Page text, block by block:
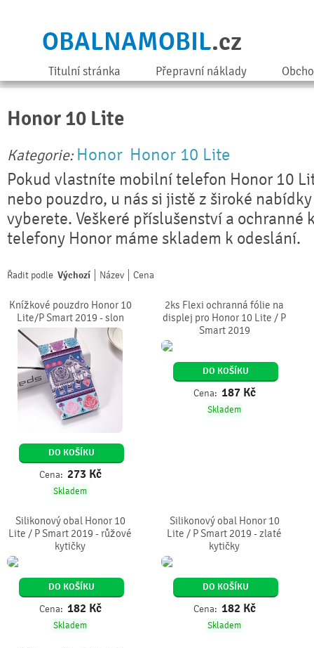
OBALNAMOBIL.cz
Titulní stránka Přepravní náklady
Honor 10 Lite
Kategorie: Honor Honor 10 Lite
Pokud vlastníte mobilní telefon Honor 10
nebo pouzdro, u nás si jistě z široké
vyberete. Veškeré příslušenství a ochranné
telefony Honor máme skladem k odeslání.
Řadit podle Výchozí Název Cena
Knížkové pouzdro Honor 10
Lite/P Smart 2019 - slon
DO KOŠÍKU
Cena: 273 Kč
Skladem
2ks Flexi ochranná fólie na
displej pro Honor 10 Lite / P
Smart 2019
DO KOŠÍKU
Cena: 187 Kč
Skladem
Silikonový obal Honor 10
Lite / P Smart 2019 - růžové
kytičky
DO KOŠÍKU
Cena: 182 Kč
Skladem
Silikonový obal Honor 10
Lite / P Smart 2019 - zlaté
kytičky
DO KOŠÍKU
Cena: 182 Kč
Skladem